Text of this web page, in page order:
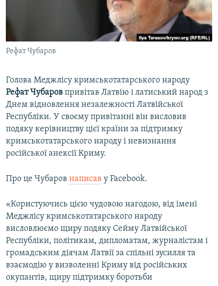
УКРАЇНСЬКА ПРОБЛЕМА КРИМУ
ІНФОГРАФІКА
ДОЛУЧАЙСЯ!
Усі сайти RFE/RL
Рефат Чубаров
Голова Меджлісу кримськотатарського народу
Рефат Чубаров привітав Латвію і латиський народ з
Днем відновлення незалежності Латвійської
Республіки. У своєму привітанні він висловив
подяку керівництву цієї країни за підтримку
кримськотатарського народу і невизнання
російської анексії Криму.
Про це Чубаров написав у Facebook.
«Користуючись цією чудовою нагодою, від імені
Меджлісу кримськотатарського народу
висловлюємо щиру подяку Сейму Латвійської
Республіки, політикам, дипломатам, журналістам і
громадським діячам Латвії за спільні зусилля та
взаємодію у визволенні Криму від російських
окупантів, щиру підтримку боротьби